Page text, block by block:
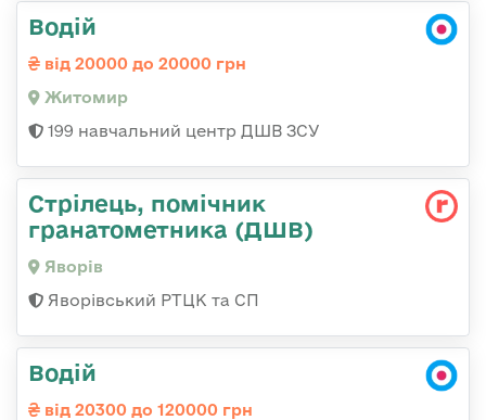
Водій
від 20000 до 20000 грн
Житомир
199 навчальний центр ДШВ ЗСУ
Стрілець, помічник
гранатометника (ДШВ)
Яворів
Яворівський РТЦК та СП
Водій
від 20300 до 120000 грн